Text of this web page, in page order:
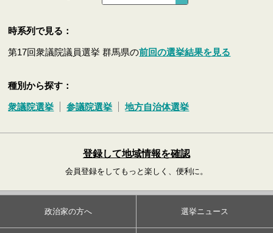
時系列で見る：
第17回衆議院議員選挙 群馬県の前回の選挙結果を見る
種別から探す：
衆議院選挙 参議院選挙 地方自治体選挙
登録して地域情報を確認
会員登録をしてもっと楽しく、便利に。
政治家の方へ 選挙ニュース